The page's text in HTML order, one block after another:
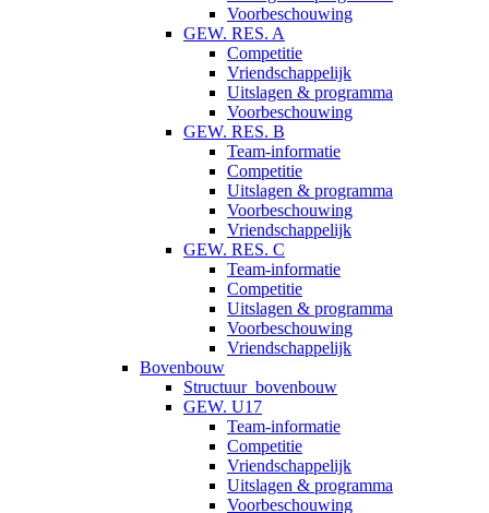
Voorbeschouwing
GEW. RES. A
Competitie
Vriendschappelijk
Uitslagen & programma
Voorbeschouwing
GEW. RES. B
Team-informatie
Competitie
Uitslagen & programma
Voorbeschouwing
Vriendschappelijk
GEW. RES. C
Team-informatie
Competitie
Uitslagen & programma
Voorbeschouwing
Vriendschappelijk
Bovenbouw
Structuur_bovenbouw
GEW. U17
Team-informatie
Competitie
Vriendschappelijk
Uitslagen & programma
Voorbeschouwing